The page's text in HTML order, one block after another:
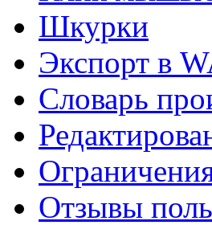
Шкурки
Экспорт в
Словарь
Отзывы